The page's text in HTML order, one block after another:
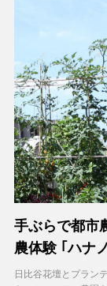
手ぶらで都市
農体験 ｢ハナ
日比谷花壇とプラン